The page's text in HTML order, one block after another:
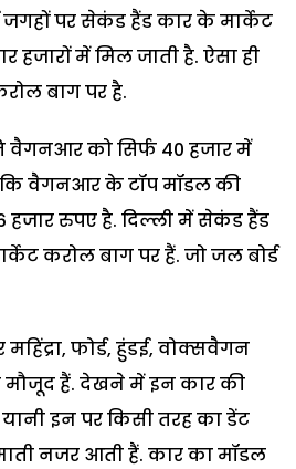
पर सेकंड हैंड कार के मार्केट
हजारों में मिल जाती है. ऐसा ही
बाग पर है.
वैगनआर को सिर्फ 40 हजार में
वैगनआर के टॉप मॉडल की
हजार रुपए है. दिल्ली में सेकंड हैंड
करोल बाग पर हैं. जो जल बोर्ड
फोर्ड, हुंडई, वोक्सवैगन
मौजूद हैं. देखने में इन कार की
इन पर किसी तरह का डेंट
नजर आती हैं. कार का मॉडल